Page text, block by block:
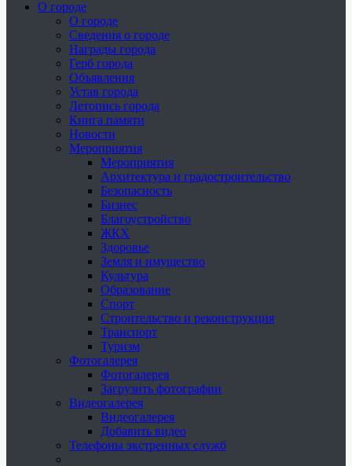
О городе
О городе
Сведения о городе
Награды города
Герб города
Объявления
Устав города
Летопись города
Книга памяти
Новости
Мероприятия
Мероприятия
Архитектура и градостроительство
Безопасность
Бизнес
Благоустройство
ЖКХ
Здоровье
Земля и имущество
Культура
Образование
Спорт
Строительство и реконструкция
Транспорт
Туризм
Фотогалерея
Фотогалерея
Загрузить фотографии
Видеогалерея
Видеогалерея
Добавить видео
Телефоны экстренных служб